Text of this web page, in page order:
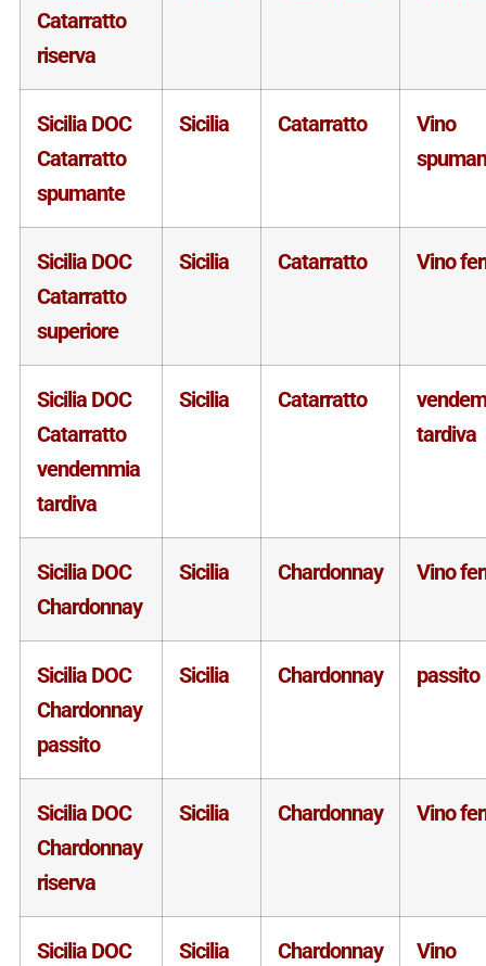
Catarratto
riserva
Sicilia DOC
Catarratto
spumante
Sicilia Catarratto
Vino
Sicilia DOC
Catarratto
superiore
Sicilia Catarratto Vino
Sicilia DOC
Catarratto
vendemmia
tardiva
Sicilia Catarratto
tardiva
Sicilia DOC
Chardonnay
Sicilia Chardonnay Vino
Sicilia DOC
Chardonnay
passito
Sicilia Chardonnay passito
Sicilia DOC
Chardonnay
riserva
Sicilia Chardonnay Vino
Sicilia DOC
Sicilia Chardonnay
Vino